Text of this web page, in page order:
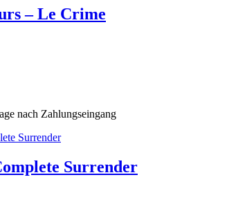
– Le Crime
nach Zahlungseingang
Surrender